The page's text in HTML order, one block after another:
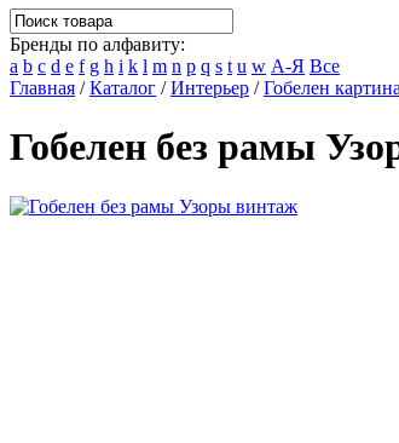
Бренды по алфавиту:
a b c d e f g h i k l m n p q s t u w А-Я Все
Главная /Каталог /Интерьер /Гобелен картина
Гобелен без рамы